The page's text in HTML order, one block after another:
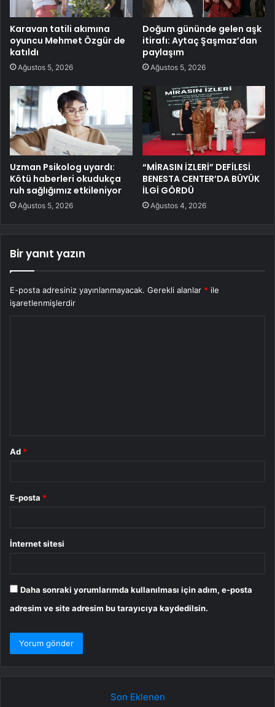
Karavan tatili akımına
oyuncu Mehmet Özgür de
katıldı
Ağustos 5, 2026
Doğum gününde gelen aşk
itirafı: Aytaç Şaşmaz’dan
paylaşım
Ağustos 5, 2026
Uzman Psikolog uyardı:
Kötü haberleri okudukça
ruh sağlığımız etkileniyor
Ağustos 5, 2026
“MİRASIN İZLERİ” DEFİLESİ
BENESTA CENTER’DA BÜYÜK
İLGİ GÖRDÜ
Ağustos 4, 2026
Bir yanıt yazın
E-posta adresiniz yayınlanmayacak. Gerekli alanlar * ile
işaretlenmişlerdir
Ad *
E-posta *
İnternet sitesi
Daha sonraki yorumlarımda kullanılması için adım, e-posta
adresim ve site adresim bu tarayıcıya kaydedilsin.
Son Eklenen